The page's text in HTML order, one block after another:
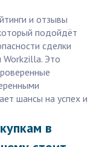
и отзывы
подойдёт
сделки
Workzilla. Это
шансы на успех и
в